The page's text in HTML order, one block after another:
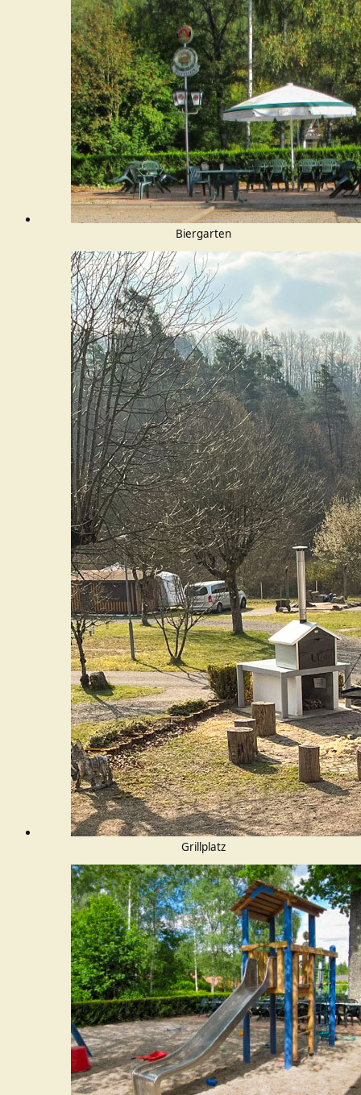
Biergarten
Grillplatz